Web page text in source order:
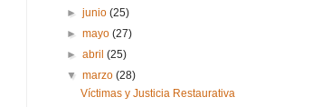
►junio(25)
►mayo(27)
►abril(25)
▼marzo(28)
Víctimas y Justicia Restaurativa